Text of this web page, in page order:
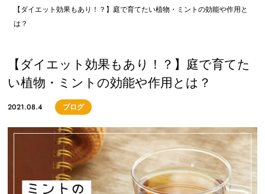
【ダイエット効果もあり！？】庭で育てたい植物・ミントの効能や作用と
は？
【ダイエット効果もあり！？】庭で育てた
い植物・ミントの効能や作用とは？
2021.08.4 ブログ